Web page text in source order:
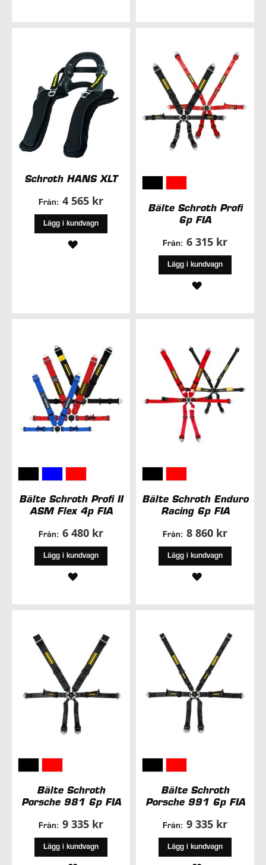
ÖNSKELISTA
Schroth HANS XLT
Från: 4 565 kr
Lägg i kundvagn
LÄGG
Bälte Schroth Profi
6p FIA
Från: 6 315 kr
Lägg i kundvagn
LÄGG
ÖNSKELISTA
Bälte Schroth Profi II
ASM Flex 4p FIA
Från: 6 480 kr
Lägg i kundvagn
LÄGG
ÖNSKELISTA
Bälte Schroth Enduro
Racing 6p FIA
Från: 8 860 kr
Lägg i kundvagn
LÄGG
ÖNSKELISTA
Bälte Schroth
Porsche 981 6p FIA
Från: 9 335 kr
Lägg i kundvagn
Bälte Schroth
Porsche 991 6p FIA
Från: 9 335 kr
Lägg i kundvagn